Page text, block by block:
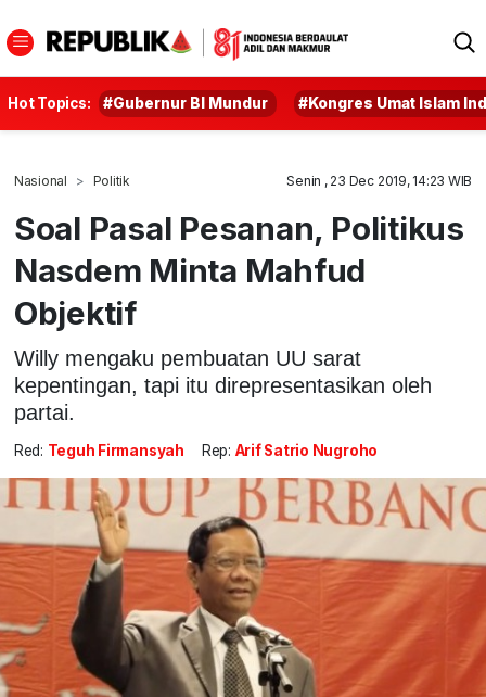
Hot Topics: #Gubernur BI Mundur #Kongres Umat Islam
Nasional Politik Senin , 23 Dec 2019, 14:23 WIB
Soal Pasal Pesanan, Politikus
Nasdem Minta Mahfud
Objektif
Willy mengaku pembuatan UU sarat
kepentingan, tapi itu direpresentasikan oleh
partai.
Red: Teguh Firmansyah Rep: Arif Satrio Nugroho